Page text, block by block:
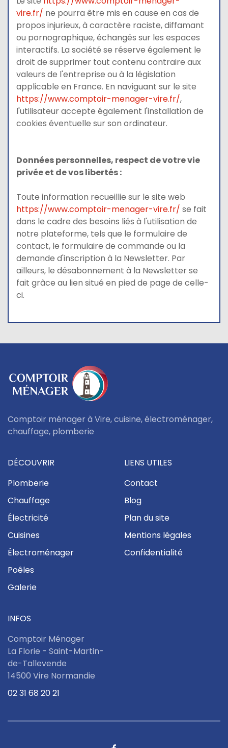
vire.fr/ ne pourra être mis en cause en cas de
propos injurieux, à caractère raciste, diffamant
ou pornographique, échangés sur les espaces
interactifs. La société se réserve également le
droit de supprimer tout contenu contraire aux
valeurs de l'entreprise ou à la législation
applicable en France. En naviguant sur le site
https://www.comptoir-menager-vire.fr/,
l'utilisateur accepte également l'installation de
cookies éventuelle sur son ordinateur.
Données personnelles, respect de votre vie
privée et de vos libertés :
Toute information recueillie sur le site web
https://www.comptoir-menager-vire.fr/ se fait
dans le cadre des besoins liés à l'utilisation de
notre plateforme, tels que le formulaire de
contact, le formulaire de commande ou la
demande d'inscription à la Newsletter. Par
ailleurs, le désabonnement à la Newsletter se
fait grâce au lien situé en pied de page de celle-
ci.
Comptoir ménager à Vire, cuisine, électroménager,
chauffage, plomberie
DÉCOUVRIR
Plomberie
Chauffage
Électricité
Cuisines
Électroménager
Poêles
Galerie
LIENS UTILES
Contact
Blog
Plan du site
Mentions légales
Confidentialité
INFOS
Comptoir Ménager
La Florie - Saint-Martin-
de-Tallevende
14500 Vire Normandie
02 31 68 20 21